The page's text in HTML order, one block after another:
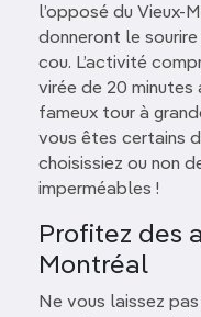
l’opposé du Vieux-
donneront le
cou. L’activité
virée de 20
fameux tour à
vous êtes certains
choisissiez ou non
imperméables !
Profitez des
Montréal
Ne vous laissez